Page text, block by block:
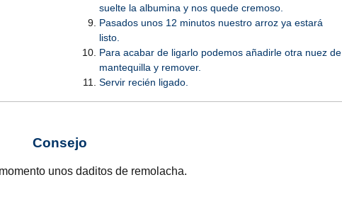
suelte la albumina y nos quede cremoso.
Pasados unos 12 minutos nuestro arroz ya estará
listo.
Para acabar de ligarlo podemos añadirle otra nuez de
mantequilla y remover.
Servir recién ligado.
Consejo
unos daditos de remolacha.